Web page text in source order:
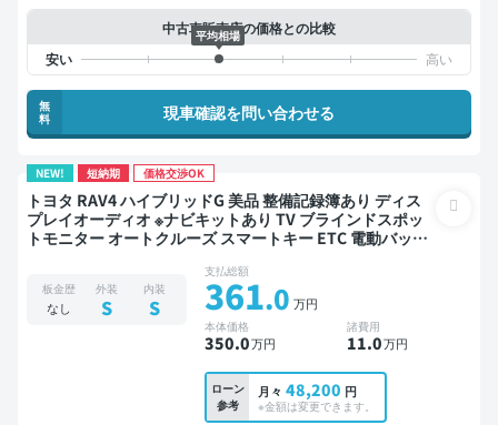
中古車販売店の価格との比較
平均相場
無
料
現車確認を問い合わせる
NEW! 短納期 価格交渉OK
トヨタ RAV4 ハイブリッドG 美品 整備記録簿あり ディス
プレイオーディオ ※ナビキットあり TV ブラインドスポッ
トモニター オートクルーズ スマートキー ETC 電動バック
板金歴
なし
外装
S
内装
S
支払総額
361.0 万円
本体価格
350.0万円
諸費用
11.0万円
ローン
参考
月々 48,200 円
※金額は変更できます。